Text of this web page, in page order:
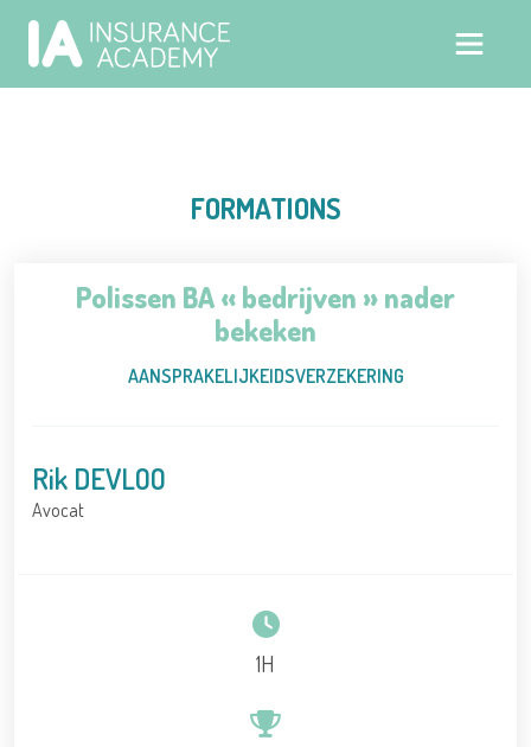
FORMATIONS
Polissen BA « bedrijven » nader
bekeken
AANSPRAKELIJKEIDSVERZEKERING
Rik DEVLOO
Avocat
1H